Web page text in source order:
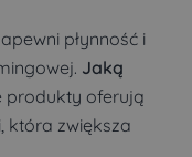
płynność i
Jaką
produkty oferują
która zwiększa